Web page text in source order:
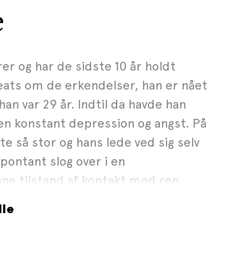
og har de sidste 10 år holdt
om de erkendelser, han er nået
var 29 år. Indtil da havde han
konstant depression og angst. På
så stor og hans lede ved sig selv
slog over i en
tilstand af kontakt med ren